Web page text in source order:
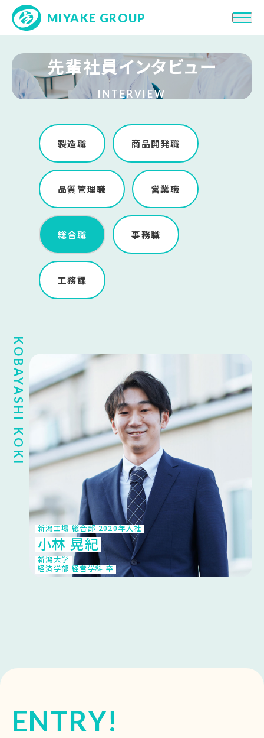
MIYAKE GROUP
会社紹介
求める人物像
働き方・制度
人・職種を知る
先輩社員インタビュー
先輩社員インタビュー
INTERVIEW
製造職 商品開発職
品質管理職 営業職
総合職 事務職
工務課
KOBAYASHI KOKI
新潟工場 総合部 2020年入社
小林 晃紀
新潟大学
経済学部 経営学科 卒
ENTRY!